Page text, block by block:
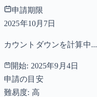
申請期限
2025年10月7日
カウントダウンを計算中...
開始: 2025年9月4日
申請の目安
難易度: 高